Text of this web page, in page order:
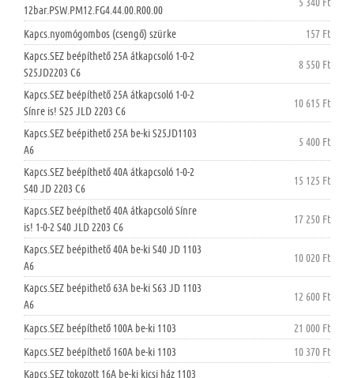
12bar.PSW.PM12.FG4.44.00.R00.00
Kapcs.nyomógombos (csengő) szürke
157 Ft
Kapcs.SEZ beépíthető 25A átkapcsoló 1-0-2
S25JD2203 C6
8 550 Ft
Kapcs.SEZ beépíthető 25A átkapcsoló 1-0-2
Sínre is! S25 JLD 2203 C6
10 615 Ft
Kapcs.SEZ beépithető 25A be-ki S25JD1103
A6
5 400 Ft
Kapcs.SEZ beépíthető 40A átkapcsoló 1-0-2
S40 JD 2203 C6
15 125 Ft
Kapcs.SEZ beépíthető 40A átkapcsoló Sínre
is! 1-0-2 S40 JLD 2203 C6
17 250 Ft
Kapcs.SEZ beépithető 40A be-ki S40 JD 1103
A6
10 020 Ft
Kapcs.SEZ beépithető 63A be-ki S63 JD 1103
A6
12 600 Ft
Kapcs.SEZ beépíthető 100A be-ki 1103
21 000 Ft
Kapcs.SEZ beépíthető 160A be-ki 1103
10 370 Ft
Kapcs.SEZ tokozott 16A be-ki kicsi ház 1103